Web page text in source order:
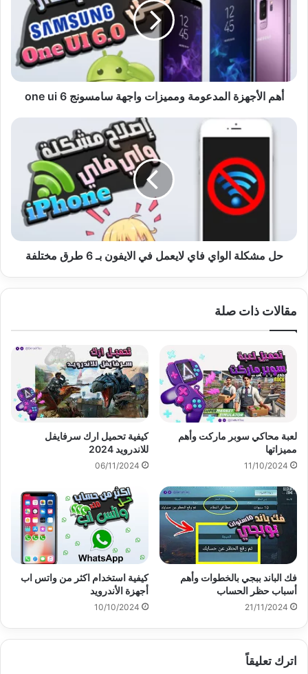
ومميزات
واجهة
سامسونج
6
أهم الأجهزة المدعومة ومميزات واجهة سامسونج one ui 6
حل
6
طرقحل مشكلة الواي فاي لايعمل في الايفون بـ 6 طرق مختلفة
مقالات ذات صلة
لعبة محاكي سوبر ماركت وأهم
مميزاتها
11/10/2024
كيفية تحميل ارك سرفايفل
للاندرويد 2024
06/11/2024
فك الباند ببجي بالخطوات وأهم
أسباب حظر الحساب
21/11/2024
كيفية استخدام اكثر من واتس اب
أجهزة الأندرويد
10/10/2024
اترك تعليقاً